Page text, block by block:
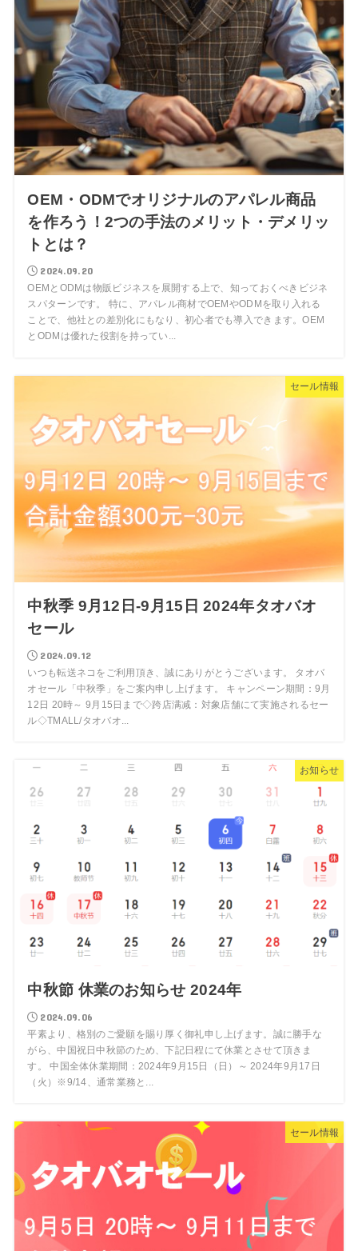
OEM・ODMでオリジナルのアパレル商品
を作ろう！2つの手法のメリット・デメリッ
トとは？
2024.09.20
OEMとODMは物販ビジネスを展開する上で、知っておくべきビジネ
スパターンです。 特に、アパレル商材でOEMやODMを取り入れる
ことで、他社との差別化にもなり、初心者でも導入できます。OEM
とODMは優れた役割を持ってい...
セール情報
中秋季 9月12日-9月15日 2024年タオバオ
セール
2024.09.12
いつも転送ネコをご利用頂き、誠にありがとうございます。 タオバ
オセール「中秋季」をご案内申し上げます。 キャンペーン期間：9月
12日 20時～ 9月15日まで◇跨店满减：対象店舗にて実施されるセー
ル◇TMALL/タオバオ...
お知らせ
中秋節 休業のお知らせ 2024年
2024.09.06
平素より、格別のご愛願を賜り厚く御礼申し上げます。誠に勝手な
がら、中国祝日中秋節のため、下記日程にて休業とさせて頂きま
す。 中国全体休業期間：2024年9月15日（日）～ 2024年9月17日
（火）※9/14、通常業務と...
セール情報